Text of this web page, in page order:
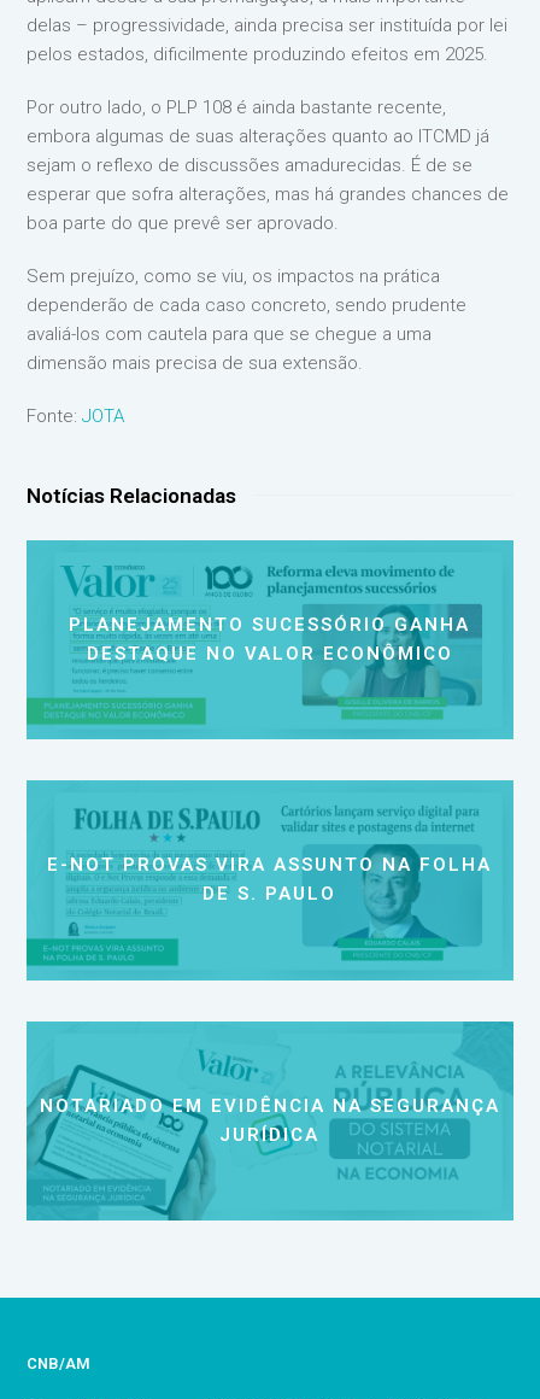
delas – progressividade, ainda precisa ser instituída por lei
pelos estados, dificilmente produzindo efeitos em 2025.
Por outro lado, o PLP 108 é ainda bastante recente,
embora algumas de suas alterações quanto ao ITCMD já
sejam o reflexo de discussões amadurecidas. É de se
esperar que sofra alterações, mas há grandes chances de
boa parte do que prevê ser aprovado.
Sem prejuízo, como se viu, os impactos na prática
dependerão de cada caso concreto, sendo prudente
avaliá-los com cautela para que se chegue a uma
dimensão mais precisa de sua extensão.
Fonte:JOTA
Notícias Relacionadas
PLANEJAMENTO SUCESSÓRIO GANHA
DESTAQUE NO VALOR ECONÔMICO
E-NOT PROVAS VIRA ASSUNTO NA FOLHA
DE S. PAULO
NOTARIADO EM EVIDÊNCIA NA SEGURANÇA
JURÍDICA
CNB/AM